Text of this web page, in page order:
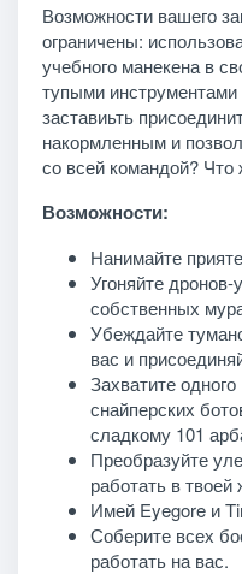
Возможности вашего
ограничены:
учебного манекена в
тупыми инструментами
заставиьть
накормленным и
со всей командой?
Возможности:
Нанимайте
Угоняйте
собственных
Убеждайте
вас и
Захватите
снайперских
сладкому 101
Преобразуйте
работать в
Имей Eyegore и
Соберите всех
работать на вас.